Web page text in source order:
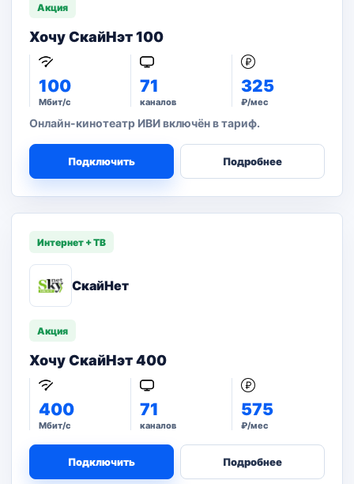
Акция
Хочу СкайНэт 100
100
Мбит/с
71
каналов
325
₽/мес
Онлайн-кинотеатр ИВИ включён в тариф.
Подключить Подробнее
Интернет + ТВ
СкайНет
Акция
Хочу СкайНэт 400
400
Мбит/с
71
каналов
575
₽/мес
Подключить Подробнее